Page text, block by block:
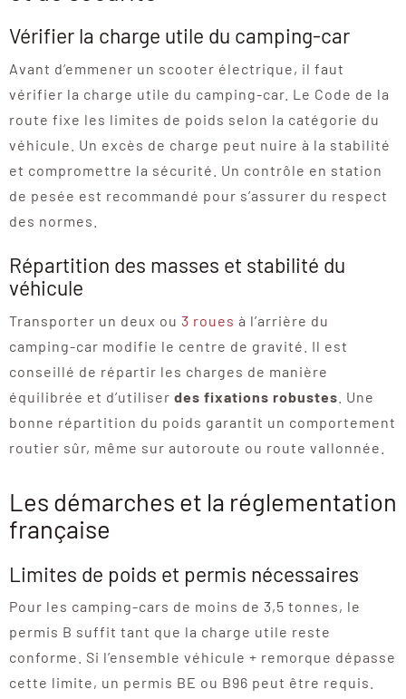
Vérifier la charge utile du camping-car
Avant d’emmener un scooter électrique, il faut
vérifier la charge utile du camping-car. Le Code de la
route fixe les limites de poids selon la catégorie du
véhicule. Un excès de charge peut nuire à la stabilité
et compromettre la sécurité. Un contrôle en station
de pesée est recommandé pour s’assurer du respect
des normes.
Répartition des masses et stabilité du
véhicule
Transporter un deux ou 3 roues à l’arrière du
camping-car modifie le centre de gravité. Il est
conseillé de répartir les charges de manière
équilibrée et d’utiliser des fixations robustes . Une
bonne répartition du poids garantit un comportement
routier sûr, même sur autoroute ou route vallonnée.
Les démarches et la réglementation
française
Limites de poids et permis nécessaires
Pour les camping-cars de moins de 3,5 tonnes, le
permis B suffit tant que la charge utile reste
conforme. Si l’ensemble véhicule + remorque dépasse
cette limite, un permis BE ou B96 peut être requis.